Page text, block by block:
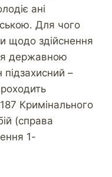
ані
Для чого
щодо здійснення
державною
–
Кримінального
(справа
1-